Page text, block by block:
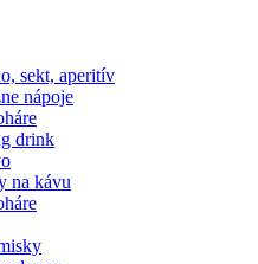
sekt, aperitív
nápoje
drink
na kávu